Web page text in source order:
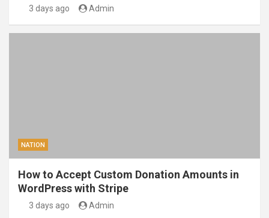
3 days ago Admin
NATION
How to Accept Custom Donation Amounts in
WordPress with Stripe
3 days ago Admin